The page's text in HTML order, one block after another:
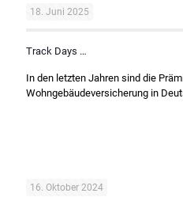
18. Juni 2025
Track Days …
In den letzten Jahren sind die
Wohngebäudeversicherung in
16. Oktober 2024